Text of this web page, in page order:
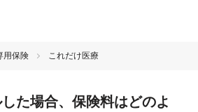
用保険 これだけ医療
た場合、保険料はどのよ